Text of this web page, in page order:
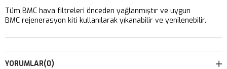
Tüm BMC hava filtreleri önceden yağlanmıştır ve uygun
BMC rejenerasyon kiti kullanılarak yıkanabilir ve yenilenebilir.
YORUMLAR(0)